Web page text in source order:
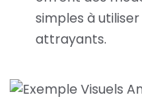
simples à
attrayants.